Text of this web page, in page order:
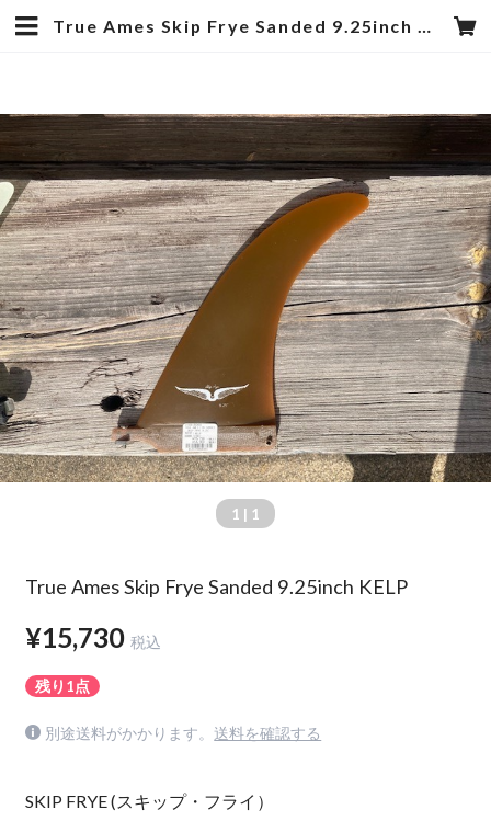
True Ames Skip Frye Sanded 9.25inch KELP | hotstyle TOYOOKA
1 | 1
True Ames Skip Frye Sanded 9.25inch KELP
¥15,730 税込
残り1点
別途送料がかかります。 送料を確認する
SKIP FRYE (スキップ・フライ）